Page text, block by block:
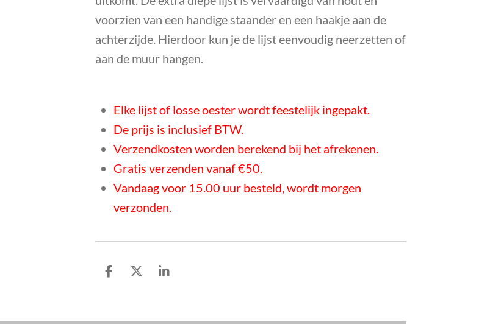
voorzien van een handige staander en een haakje aan de
achterzijde. Hierdoor kun je de lijst eenvoudig neerzetten of
aan de muur hangen.
Elke lijst of losse oester wordt feestelijk ingepakt.
De prijs is inclusief BTW.
Verzendkosten worden berekend bij het afrekenen.
Gratis verzenden vanaf €50.
Vandaag voor 15.00 uur besteld, wordt morgen
verzonden.
D
D
S